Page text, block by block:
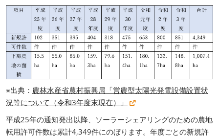
※出典： 農林水産省農村振興局「営農型太陽光発電設備設置状
況等について（令和3年度末現在）」
平成25年の通知発出以降、ソーラーシェアリングのための農地
転用許可件数は累計4,349件にのぼります。年度ごとの新規許